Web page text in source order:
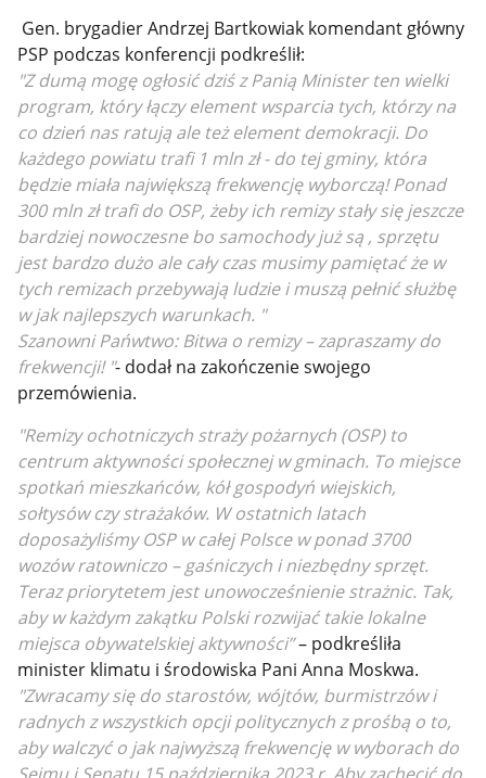
Gen. brygadier Andrzej Bartkowiak komendant główny
PSP podczas konferencji podkreślił:
"Z dumą mogę ogłosić dziś z Panią Minister ten wielki
program, który łączy element wsparcia tych, którzy na
co dzień nas ratują ale też element demokracji. Do
każdego powiatu trafi 1 mln zł - do tej gminy, która
będzie miała największą frekwencję wyborczą! Ponad
300 mln zł trafi do OSP, żeby ich remizy stały się jeszcze
bardziej nowoczesne bo samochody już są , sprzętu
jest bardzo dużo ale cały czas musimy pamiętać że w
tych remizach przebywają ludzie i muszą pełnić służbę
w jak najlepszych warunkach. "
Szanowni Pańwtwo: Bitwa o remizy – zapraszamy do
frekwencji! "- dodał na zakończenie swojego
przemówienia.
"Remizy ochotniczych straży pożarnych (OSP) to
centrum aktywności społecznej w gminach. To miejsce
spotkań mieszkańców, kół gospodyń wiejskich,
sołtysów czy strażaków. W ostatnich latach
doposażyliśmy OSP w całej Polsce w ponad 3700
wozów ratowniczo – gaśniczych i niezbędny sprzęt.
Teraz priorytetem jest unowocześnienie strażnic. Tak,
aby w każdym zakątku Polski rozwijać takie lokalne
miejsca obywatelskiej aktywności”– podkreśliła
minister klimatu i środowiska Pani Anna Moskwa.
"Zwracamy się do starostów, wójtów, burmistrzów i
radnych z wszystkich opcji politycznych z prośbą o to,
aby walczyć o jak najwyższą frekwencję w wyborach do